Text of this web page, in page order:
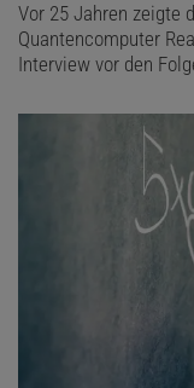
Vor 25 Jahren zeigte
Quantencomputer
Interview vor den